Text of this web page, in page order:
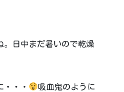
。日中まだ暑いので乾燥
・・
吸血鬼のように